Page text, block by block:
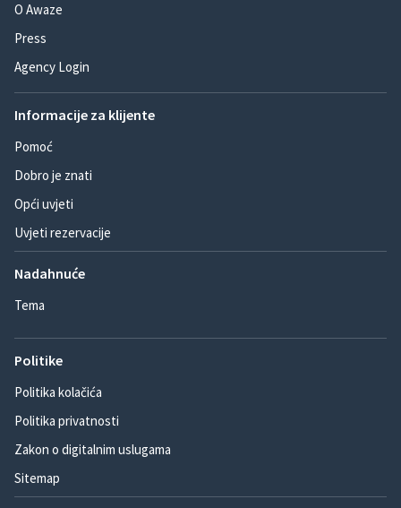
O Awaze
Press
Agency Login
Informacije za klijente
Pomoć
Dobro je znati
Opći uvjeti
Uvjeti rezervacije
Nadahnuće
Tema
Politike
Politika kolačića
Politika privatnosti
Zakon o digitalnim uslugama
Sitemap